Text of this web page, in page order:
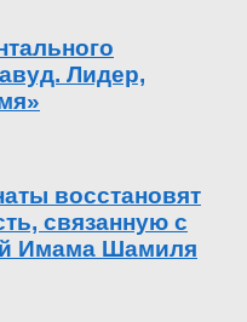
Лидер,
восстановят
связанную с
Имама Шамиля